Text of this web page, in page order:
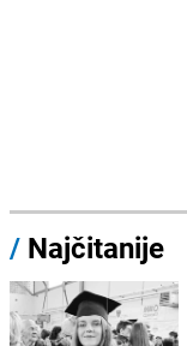
/ Najčitanije